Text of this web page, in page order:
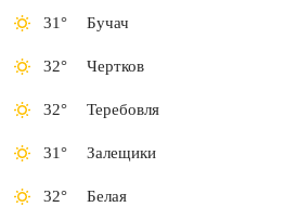
31° Бучач
32° Чертков
32° Теребовля
31° Залещики
32° Белая